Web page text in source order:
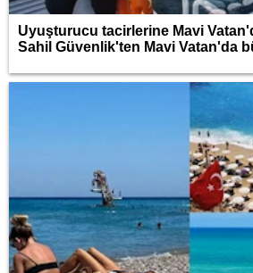
Uyuşturucu tacirlerine Mavi
Sahil Güvenlik'ten Mavi Vatan'da